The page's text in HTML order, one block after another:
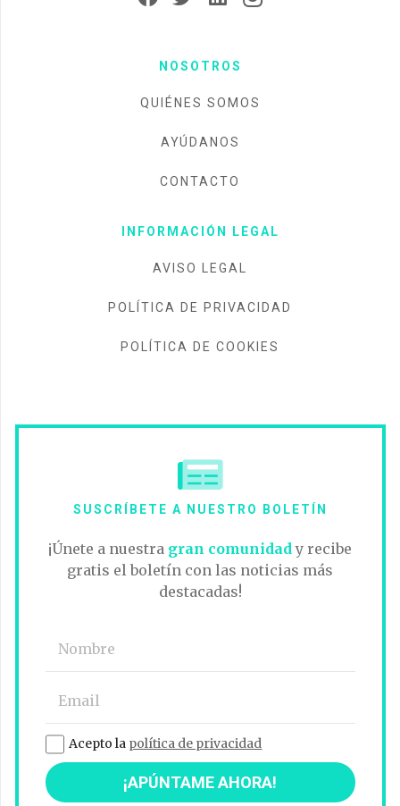
NOSOTROS
QUIÉNES SOMOS
AYÚDANOS
CONTACTO
INFORMACIÓN LEGAL
AVISO LEGAL
POLÍTICA DE PRIVACIDAD
POLÍTICA DE COOKIES
SUSCRÍBETE A NUESTRO BOLETÍN
¡Únete a nuestra gran comunidady recibe
gratis el boletín con las noticias más
destacadas!
Acepto la política de privacidad